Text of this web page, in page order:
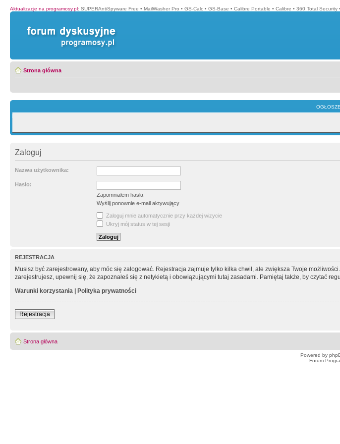
Aktualizacje na programosy.pl: SUPERAntiSpyware Free • MailWasher Pro • GS-Calc • GS-Base • Calibre Portable • Calibre • 360 Total Security •
Strona główna
Zaloguj
Nazwa użytkownika:
Hasło:
Zapomniałem hasła
Wyślij ponownie e-mail aktywujący
Zaloguj mnie automatycznie przy każdej wizycie
Ukryj mój status w tej sesji
REJESTRACJA
Musisz być zarejestrowany, aby móc się zalogować. Rejestracja zajmuje tylko kilka chwil, ale zwiększa Twoje
zarejestrujesz, upewnij się, że zapoznałeś się z netykietą i obowiązującymi tutaj zasadami. Pamiętaj także, by czytać
Warunki korzystania | Polityka prywatności
Rejestracja
Strona główna
Powered by
Forum